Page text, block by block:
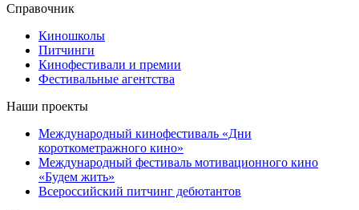
Справочник
Киношколы
Питчинги
Кинофестивали и премии
Фестивальные агентства
Наши проекты
Международный кинофестиваль «Дни
короткометражного кино»
Международный фестиваль мотивационного кино
«Будем жить»
Всероссийский питчинг дебютантов